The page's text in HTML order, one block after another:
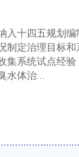
十四五规划编
制定治理目标
集系统试点经
水体治...